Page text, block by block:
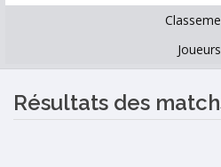
Joueurs
Résultats des